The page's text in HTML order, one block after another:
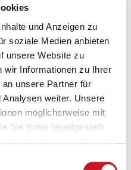
und Anzeigen zu
soziale Medien anbieten
unsere Website zu
wir Informationen zu Ihrer
unsere Partner für
weiter. Unsere
möglicherweise mit
Sie ihnen bereitgestellt